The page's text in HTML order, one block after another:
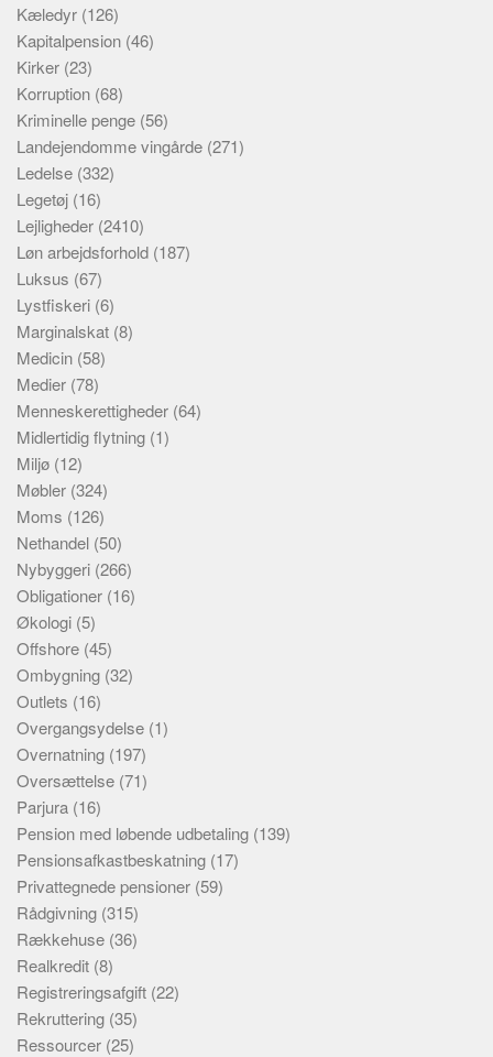
Kæledyr (126)
Kapitalpension (46)
Kirker (23)
Korruption (68)
Kriminelle penge (56)
Landejendomme vingårde (271)
Ledelse (332)
Legetøj (16)
Lejligheder (2410)
Løn arbejdsforhold (187)
Luksus (67)
Lystfiskeri (6)
Marginalskat (8)
Medicin (58)
Medier (78)
Menneskerettigheder (64)
Midlertidig flytning (1)
Miljø (12)
Møbler (324)
Moms (126)
Nethandel (50)
Nybyggeri (266)
Obligationer (16)
Økologi (5)
Offshore (45)
Ombygning (32)
Outlets (16)
Overgangsydelse (1)
Overnatning (197)
Oversættelse (71)
Parjura (16)
Pension med løbende udbetaling (139)
Pensionsafkastbeskatning (17)
Privattegnede pensioner (59)
Rådgivning (315)
Rækkehuse (36)
Realkredit (8)
Registreringsafgift (22)
Rekruttering (35)
Ressourcer (25)